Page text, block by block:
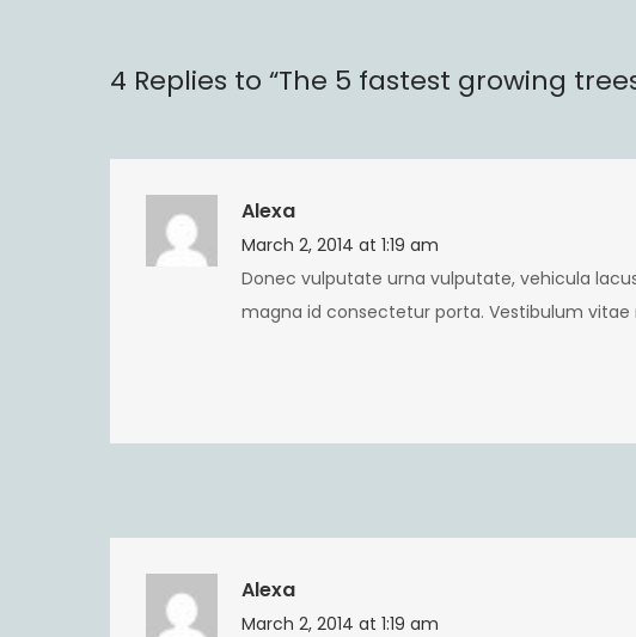
4 Replies to “The 5 fastest growing
Alexa
March 2, 2014 at 1:19 am
Donec vulputate urna vulputate, vehicula
magna id consectetur porta. Vestibulum vitae
Alexa
March 2, 2014 at 1:19 am